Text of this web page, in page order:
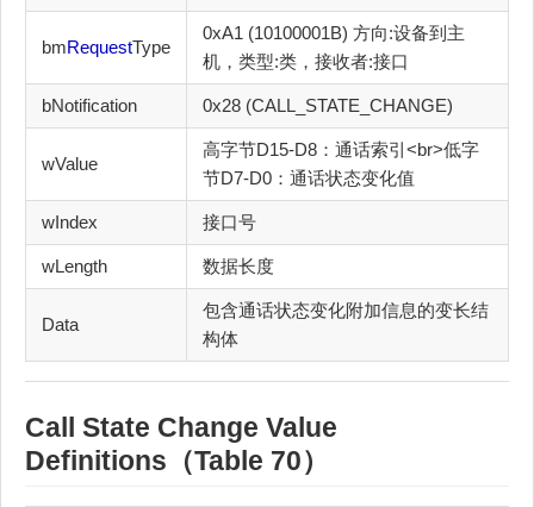
bmRequestType
0xA1 (10100001B) 方向:设备到主
机，类型:类，接收者:接口
bNotification 0x28 (CALL_STATE_CHANGE)
wValue
高字节D15-D8：通话索引<br>低字
节D7-D0：通话状态变化值
wIndex 接口号
wLength 数据长度
Data
包含通话状态变化附加信息的变长结
构体
Call State Change Value
Definitions（Table 70）